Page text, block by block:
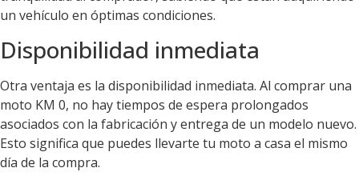
un vehículo en óptimas condiciones.
Disponibilidad inmediata
Otra ventaja es la disponibilidad inmediata. Al comprar una
moto KM 0, no hay tiempos de espera prolongados
asociados con la fabricación y entrega de un modelo nuevo.
Esto significa que puedes llevarte tu moto a casa el mismo
día de la compra.